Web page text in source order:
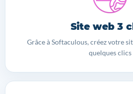
Site web 3
Grâce à Softaculous, créez votre
quelques clics